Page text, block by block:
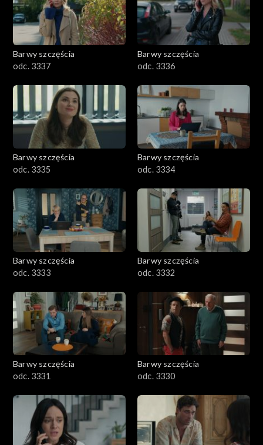
Barwy szczęścia
odc. 3337
Barwy szczęścia
odc. 3336
Barwy szczęścia
odc. 3335
Barwy szczęścia
odc. 3334
Barwy szczęścia
odc. 3333
Barwy szczęścia
odc. 3332
Barwy szczęścia
odc. 3331
Barwy szczęścia
odc. 3330